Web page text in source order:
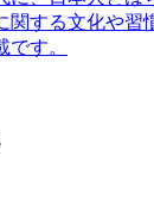
関する文化や習
す。